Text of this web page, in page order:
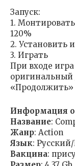
Запуск:
1.
120%
2. Установить
3. Играть
При входе
оригинальный
«Продолжить»
Информация
Название:
Жанр: Action
Язык:
Вакцина: